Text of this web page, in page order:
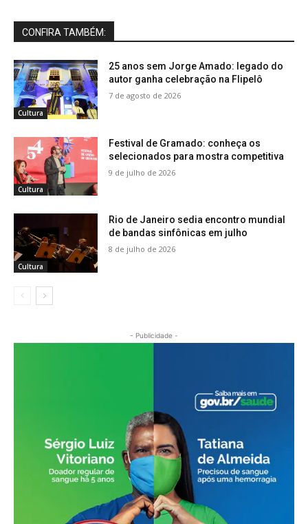
CONFIRA TAMBÉM:
Cultura
25 anos sem Jorge Amado: legado do
autor ganha celebração na Flipelô
7 de agosto de 2026
Cultura
Festival de Gramado: conheça os
selecionados para mostra competitiva
9 de julho de 2026
Cultura
Rio de Janeiro sedia encontro mundial
de bandas sinfônicas em julho
8 de julho de 2026
- Publicidade -